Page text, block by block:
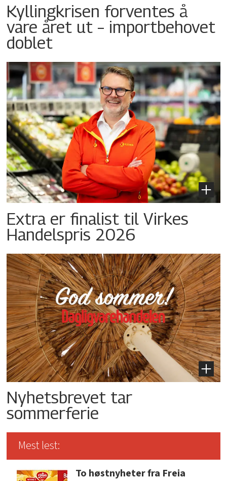
Kyllingkrisen forventes å
vare året ut – importbehovet
doblet
Extra er finalist til Virkes
Handelspris 2026
Nyhetsbrevet tar
sommerferie
Mest lest:
To høstnyheter fra Freia